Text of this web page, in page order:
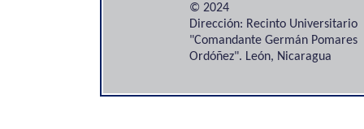
© 2024
Dirección: Recinto Universitario
"Comandante Germán Pomares
Ordóñez". León, Nicaragua